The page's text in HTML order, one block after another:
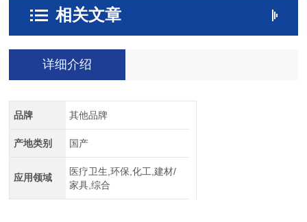
相关文章
详细介绍
品牌 其他品牌
产地类别 国产
应用领域
医疗卫生,环保,化工,建材/
家具,综合